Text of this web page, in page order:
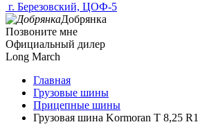
г. Березовский, ЦОФ-5
Добрянка
Позвоните мне
Официальный дилер
Long March
Главная
Грузовые шины
Прицепные шины
Грузовая шина Kormoran T 8,25